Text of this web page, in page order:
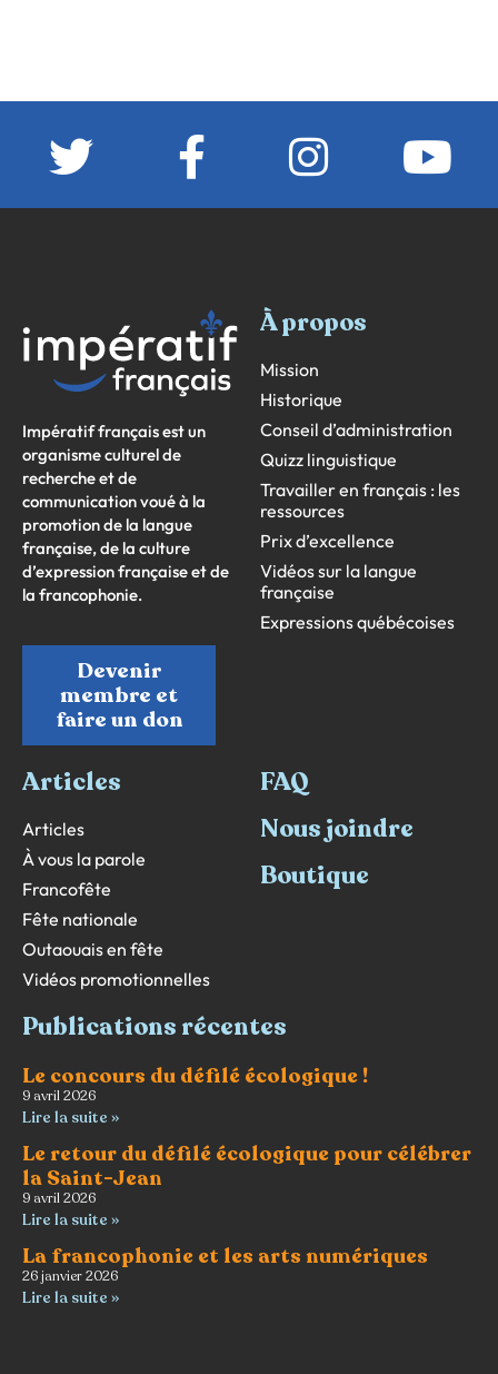
Impératif français est un
organisme culturel de
recherche et de
communication voué à la
promotion de la langue
française, de la culture
d’expression française et de
la francophonie.
Devenir
membre et
faire un don
À propos
Mission
Historique
Conseil d’administration
Quizz linguistique
Travailler en français : les
ressources
Prix d’excellence
Vidéos sur la langue
française
Expressions québécoises
Articles
Articles
À vous la parole
Francofête
Fête nationale
Outaouais en fête
Vidéos promotionnelles
FAQ
Nous joindre
Boutique
Publications récentes
Le concours du défilé écologique !
9 avril 2026
Lire la suite »
Le retour du défilé écologique pour célébrer
la Saint-Jean
9 avril 2026
Lire la suite »
La francophonie et les arts numériques
26 janvier 2026
Lire la suite »